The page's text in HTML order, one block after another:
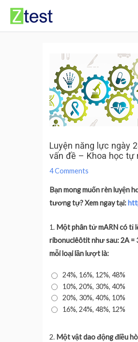
Skip
content
Luyện năng lực ngày
vấn đề – Khoa học tự
4 Comments
Bạn mong muốn rèn luyện
tương tự? Xem ngay tại:
1. Một phân tử mARN có tỉ
ribonuclêôtit như sau: 2A =
mỗi loại lần lượt là:
24%, 16%, 12%, 48%
10%, 20%, 30%, 40%
20%, 30%, 40%, 10%
16%, 24%, 48%, 12%
2. Một vật dao động điều